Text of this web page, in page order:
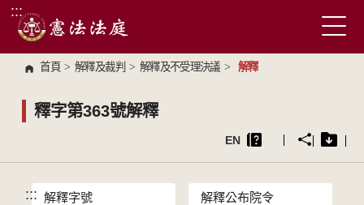
跳到主要內容區塊
:::
首頁 > 解釋及裁判 > 解釋及不受理決議 > 解釋
釋字第363號解釋
EN
::: 解釋字號 解釋公布院令